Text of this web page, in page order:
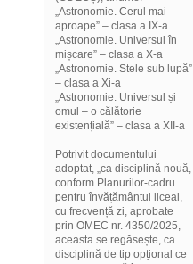
„Astronomie. Cerul mai
aproape” – clasa a IX-a
„Astronomie. Universul în
mișcare” – clasa a X-a
„Astronomie. Stele sub lupă”
– clasa a Xi-a
„Astronomie. Universul și
omul – o călătorie
existențială” – clasa a XII-a
Potrivit documentului
adoptat, „ca disciplină nouă,
conform Planurilor-cadru
pentru învățământul liceal,
cu frecvență zi, aprobate
prin OMEC nr. 4350/2025,
aceasta se regăsește, ca
disciplină de tip opțional ce